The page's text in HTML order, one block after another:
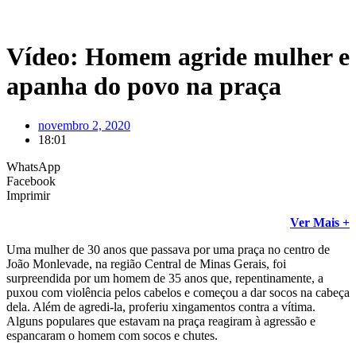
Vídeo: Homem agride mulher e
apanha do povo na praça
novembro 2, 2020
18:01
WhatsApp
Facebook
Imprimir
Ver Mais +
Uma mulher de 30 anos que passava por uma praça no centro de
João Monlevade, na região Central de Minas Gerais, foi
surpreendida por um homem de 35 anos que, repentinamente, a
puxou com violência pelos cabelos e começou a dar socos na cabeça
dela. Além de agredi-la, proferiu xingamentos contra a vítima.
Alguns populares que estavam na praça reagiram à agressão e
espancaram o homem com socos e chutes.